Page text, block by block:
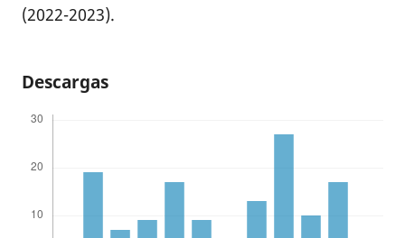
(2022-2023).
Descargas